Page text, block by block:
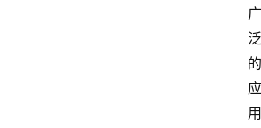
广
泛
的
应
用